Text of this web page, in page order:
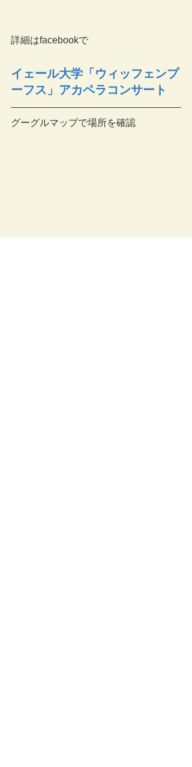
詳細はfacebookで
イェール大学「ウィッフェンプ
ーフス」アカペラコンサート
グーグルマップで場所を確認